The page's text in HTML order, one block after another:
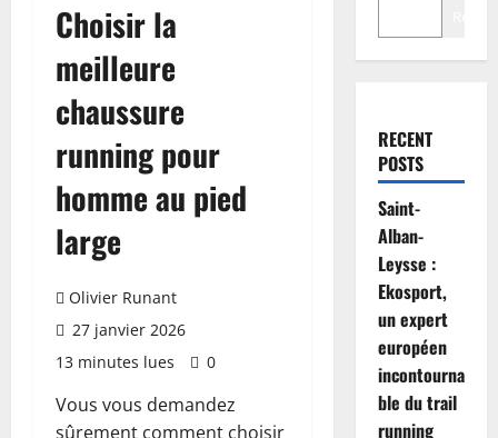
Choisir la
meilleure
chaussure
running pour
homme au pied
large
Olivier Runant
27 janvier 2026
13 minutes lues
0
Vous vous demandez
sûrement comment choisir
RECENT
POSTS
Saint-
Alban-
Leysse :
Ekosport,
un expert
européen
incontourna
ble du trail
running